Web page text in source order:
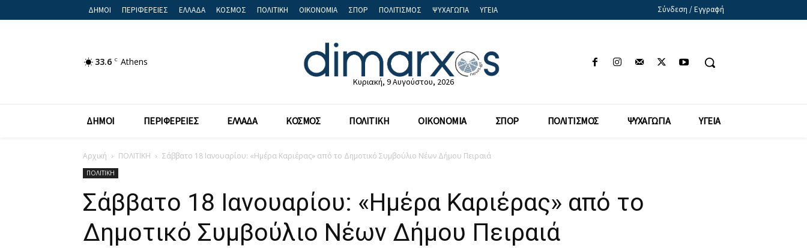
ΔΗΜΟΙ ΠΕΡΙΦΕΡΕΙΕΣ ΕΛΛΑΔΑ ΚΟΣΜΟΣ ΠΟΛΙΤΙΚΗ ΟΙΚΟΝΟΜΙΑ ΣΠΟΡ ΠΟΛΙΤΙΣΜΟΣ ΨΥΧΑΓΩΓΙΑ ΥΓΕΙΑ Σύνδεση / Εγγραφή
33.6 C Athens
Κυριακή, 9 Αυγούστου, 2026
ΔΗΜΟΙ ΠΕΡΙΦΕΡΕΙΕΣ ΕΛΛΑΔΑ ΚΟΣΜΟΣ ΠΟΛΙΤΙΚΗ ΟΙΚΟΝΟΜΙΑ ΣΠΟΡ ΠΟΛΙΤΙΣΜΟΣ ΨΥΧΑΓΩΓΙΑ ΥΓΕΙΑ
Αρχική ΠΟΛΙΤΙΚΗ Σάββατο 18 Ιανουαρίου: «Ημέρα Καριέρας» από το Δημοτικό Συμβούλιο Νέων Δήμου Πειραιά
ΠΟΛΙΤΙΚΗ
Σάββατο 18 Ιανουαρίου: «Ημέρα Καριέρας» από το
Δημοτικό Συμβούλιο Νέων Δήμου Πειραιά